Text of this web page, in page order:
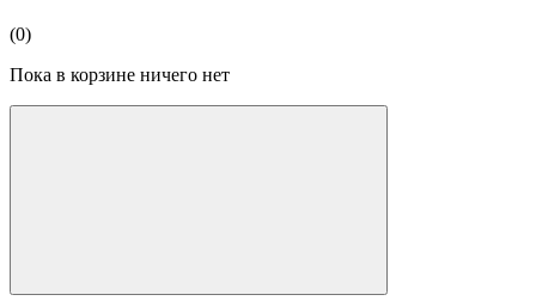
(0)
Пока в корзине ничего нет